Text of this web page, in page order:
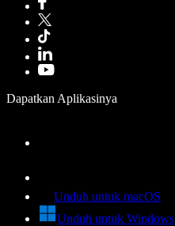
Dapatkan Aplikasinya
Unduh untuk macOS
Unduh untuk Windows